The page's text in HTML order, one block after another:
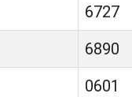
6727
6890
0601